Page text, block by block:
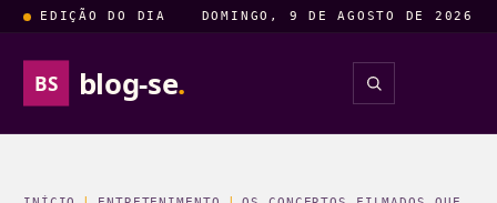
EDIÇÃO DO DIA DOMINGO, 9 DE AGOSTO DE 2026
BS blog-se.
INSIGHTS